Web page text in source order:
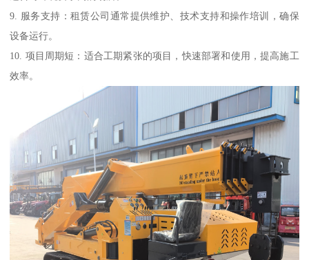
9. 服务支持：租赁公司通常提供维护、技术支持和操作培训，确保
设备运行。
10. 项目周期短：适合工期紧张的项目，快速部署和使用，提高施工
效率。